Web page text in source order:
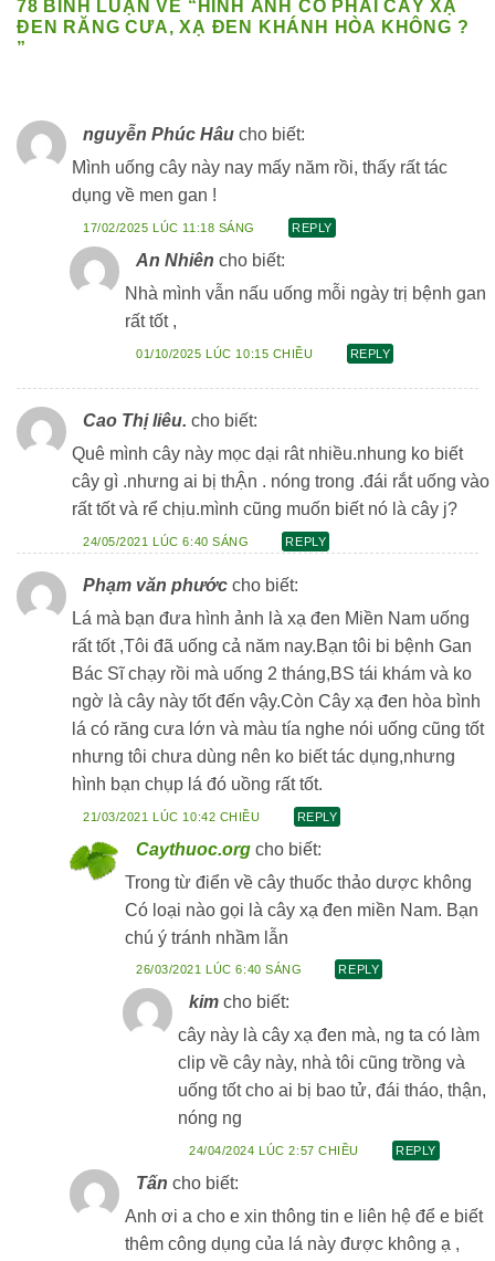
78 BÌNH LUẬN VỀ “ HÌNH ẢNH CÓ PHẢI CÂY XẠ
ĐEN RĂNG CƯA, XẠ ĐEN KHÁNH HÒA KHÔNG ?
”
nguyễn Phúc Hâu cho biết:
Mình uống cây này nay mấy năm rồi, thấy rất tác
dụng về men gan !
17/02/2025 LÚC 11:18 SÁNG REPLY
An Nhiên cho biết:
Nhà mình vẫn nấu uống mỗi ngày trị bệnh gan
rất tốt ,
01/10/2025 LÚC 10:15 CHIỀU REPLY
Cao Thị liêu. cho biết:
Quê mình cây này mọc dại rât nhiều.nhung ko biết
cây gì .nhưng ai bị thẬn . nóng trong .đái rắt uống vào
rất tốt và rể chịu.mình cũng muốn biết nó là cây j?
24/05/2021 LÚC 6:40 SÁNG REPLY
Phạm văn phước cho biết:
Lá mà bạn đưa hình ảnh là xạ đen Miền Nam uống
rất tốt ,Tôi đã uống cả năm nay.Bạn tôi bi bệnh Gan
Bác Sĩ chạy rồi mà uống 2 tháng,BS tái khám và ko
ngờ là cây này tốt đến vậy.Còn Cây xạ đen hòa bình
lá có răng cưa lớn và màu tía nghe nói uống cũng tốt
nhưng tôi chưa dùng nên ko biết tác dụng,nhưng
hình bạn chụp lá đó uồng rất tốt.
21/03/2021 LÚC 10:42 CHIỀU REPLY
Caythuoc.org cho biết:
Trong từ điển về cây thuốc thảo dược không
Có loại nào gọi là cây xạ đen miền Nam. Bạn
chú ý tránh nhầm lẫn
26/03/2021 LÚC 6:40 SÁNG REPLY
kim cho biết:
cây này là cây xạ đen mà, ng ta có làm
clip về cây này, nhà tôi cũng trồng và
uống tốt cho ai bị bao tử, đái tháo, thận,
nóng ng
24/04/2024 LÚC 2:57 CHIỀU REPLY
Tấn cho biết:
Anh ơi a cho e xin thông tin e liên hệ để e biết
thêm công dụng của lá này được không ạ ,